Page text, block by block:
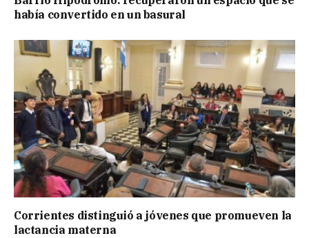
había convertido en un basural
Corrientes distinguió a jóvenes que promueven la
lactancia materna